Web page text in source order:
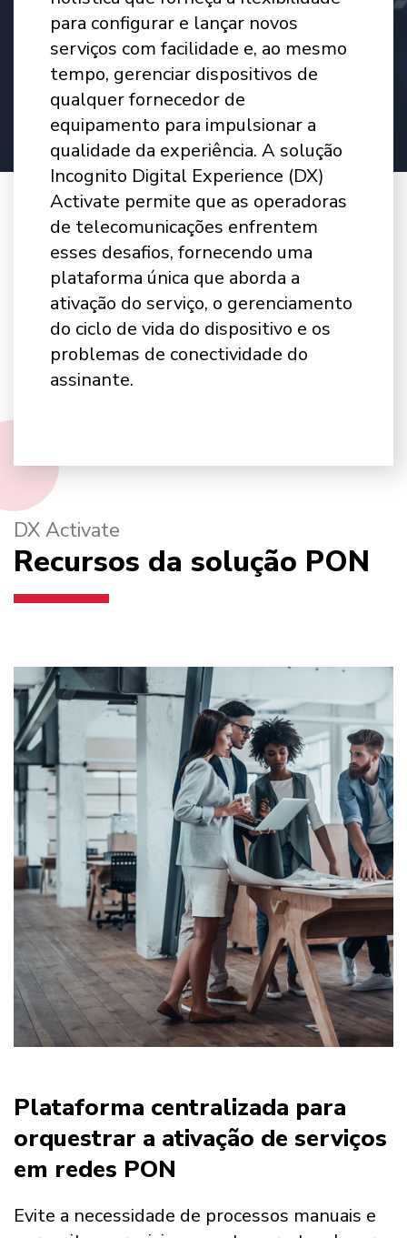
para configurar e lançar novos
serviços com facilidade e, ao mesmo
tempo, gerenciar dispositivos de
qualquer fornecedor de
equipamento para impulsionar a
qualidade da experiência. A solução
Incognito Digital Experience (DX)
Activate permite que as operadoras
de telecomunicações enfrentem
esses desafios, fornecendo uma
plataforma única que aborda a
ativação do serviço, o gerenciamento
do ciclo de vida do dispositivo e os
problemas de conectividade do
assinante.
DX Activate
Recursos da solução PON
Plataforma centralizada para
orquestrar a ativação de serviços
em redes PON
Evite a necessidade de processos manuais e